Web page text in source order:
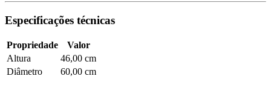
Especificações técnicas
Propriedade
Valor
Altura
46,00 cm
Diâmetro
60,00 cm